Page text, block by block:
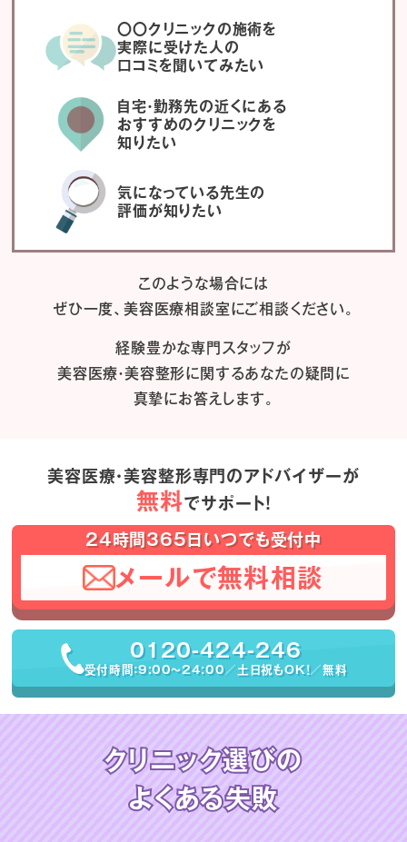
〇〇クリニックの施術を
実際に受けた人の
口コミを聞いてみたい
自宅・勤務先の近くにある
おすすめのクリニックを
知りたい
気になっている先生の
評価が知りたい
このような場合には
ぜひ一度、美容医療相談室にご相談ください。
経験豊かな専門スタッフが
美容医療・美容整形に関するあなたの疑問に
真摯にお答えします。
美容医療・美容整形専門のアドバイザーが
無料でサポート！
24時間365日いつでも受付中
メールで無料相談
0120-424-246
受付時間：9:00〜24:00／土日祝もOK！／無料
クリニック選びの
よくある失敗